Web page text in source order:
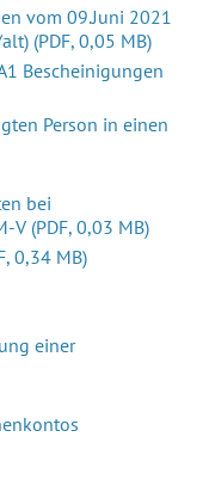
vom 09.Juni 2021
(PDF, 0,05 MB)
Bescheinigungen
Person in einen
bei
V (PDF, 0,03 MB)
0,34 MB)
einer